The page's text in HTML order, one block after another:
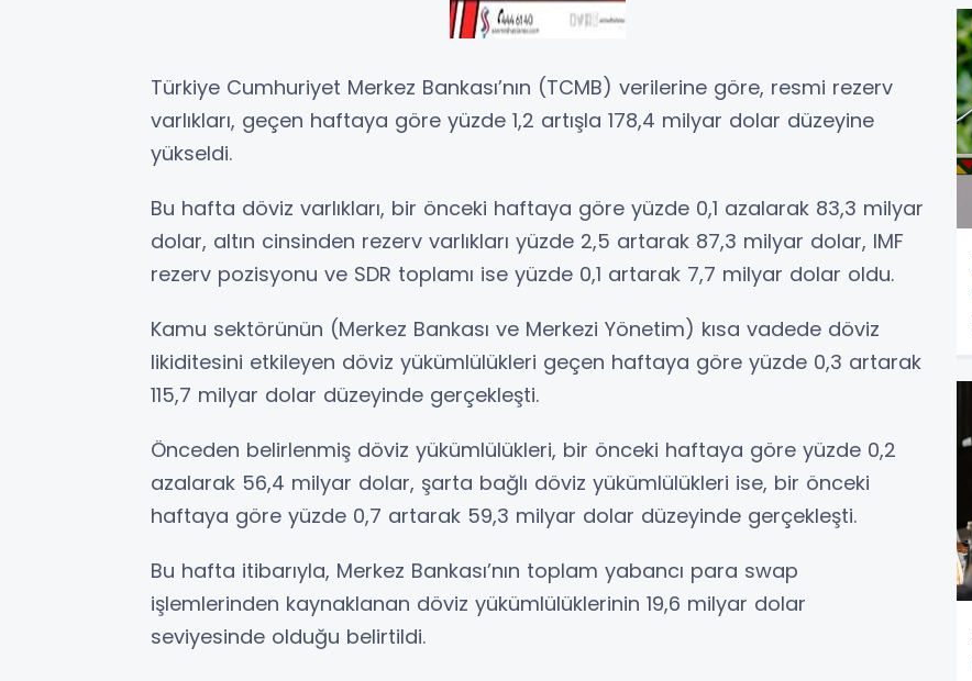
Türkiye Cumhuriyet Merkez Bankası’nın (TCMB) verilerine göre, resmi rezerv
varlıkları, geçen haftaya göre yüzde 1,2 artışla 178,4 milyar dolar düzeyine
yükseldi.
Bu hafta döviz varlıkları, bir önceki haftaya göre yüzde 0,1 azalarak 83,3 milyar
dolar, altın cinsinden rezerv varlıkları yüzde 2,5 artarak 87,3 milyar dolar, IMF
rezerv pozisyonu ve SDR toplamı ise yüzde 0,1 artarak 7,7 milyar dolar oldu.
Kamu sektörünün (Merkez Bankası ve Merkezi Yönetim) kısa vadede döviz
likiditesini etkileyen döviz yükümlülükleri geçen haftaya göre yüzde 0,3 artarak
115,7 milyar dolar düzeyinde gerçekleşti.
Önceden belirlenmiş döviz yükümlülükleri, bir önceki haftaya göre yüzde 0,2
azalarak 56,4 milyar dolar, şarta bağlı döviz yükümlülükleri ise, bir önceki
haftaya göre yüzde 0,7 artarak 59,3 milyar dolar düzeyinde gerçekleşti.
Bu hafta itibarıyla, Merkez Bankası’nın toplam yabancı para swap
işlemlerinden kaynaklanan döviz yükümlülüklerinin 19,6 milyar dolar
seviyesinde olduğu belirtildi.